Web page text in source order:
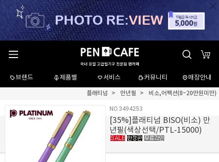
브랜드 제품별 서비스 커뮤니티 매장안내
플래티넘 만년필 비소,어펙션(8~20만원미만)
NO.3494253
[35%]플래티넘 BISO(비소) 만
년필(색상선택/PTL-15000)